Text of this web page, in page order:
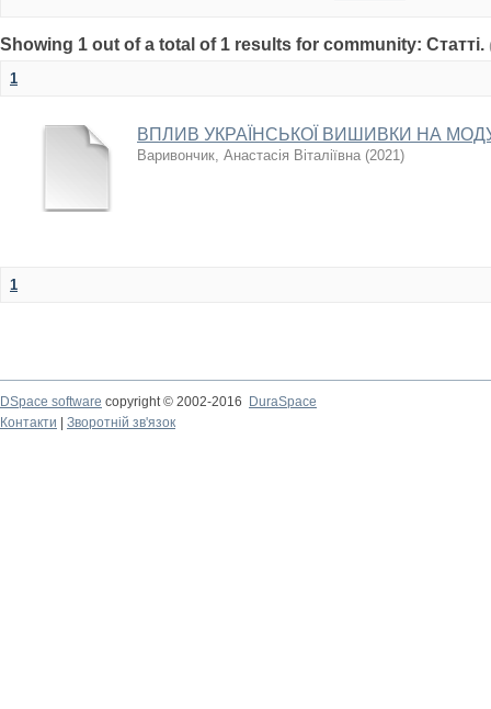
Showing 1 out of a total of 1 results for community: Статті.
1
ВПЛИВ УКРАЇНСЬКОЇ ВИШИВКИ НА
Варивончик, Анастасія Віталіївна (2021)
1
DSpace software copyright © 2002-2016
DuraSpace
Контакти
Зворотній зв'язок